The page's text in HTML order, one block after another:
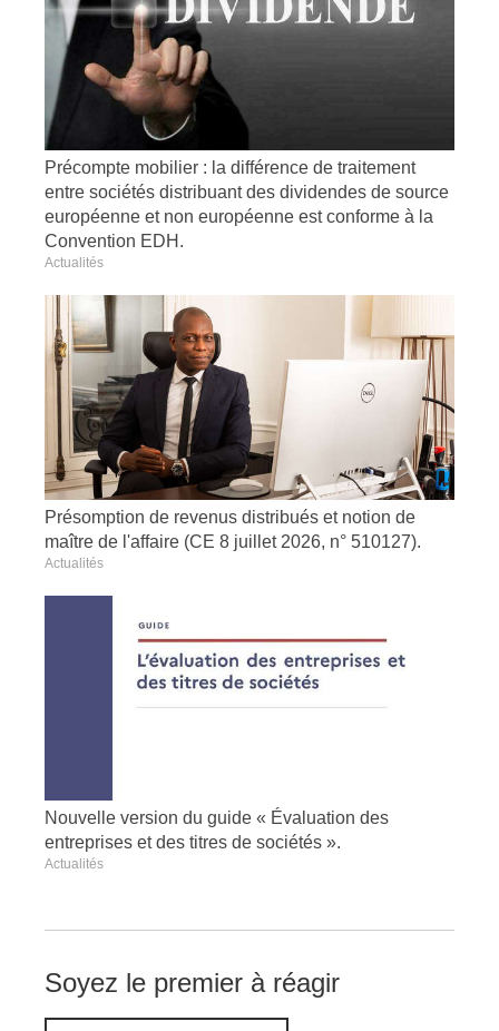
Précompte mobilier : la différence de traitement
entre sociétés distribuant des dividendes de source
européenne et non européenne est conforme à la
Convention EDH.
Actualités
Présomption de revenus distribués et notion de
maître de l'affaire (CE 8 juillet 2026, n° 510127).
Actualités
Nouvelle version du guide « Évaluation des
entreprises et des titres de sociétés ».
Actualités
Soyez le premier à réagir